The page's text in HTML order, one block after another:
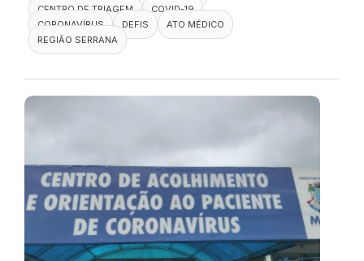
CENTRO DE TRIAGEM
COVID-19
CORONAVÍRUS
DEFIS
ATO MÉDICO
REGIÃO SERRANA